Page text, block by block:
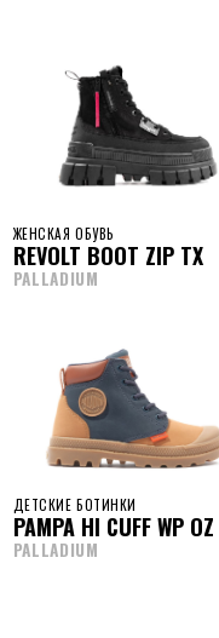
ЖЕНСКАЯ ОБУВЬ
REVOLT BOOT ZIP TX
PALLADIUM
ДЕТСКИЕ БОТИНКИ
PAMPA HI CUFF WP OZ
PALLADIUM